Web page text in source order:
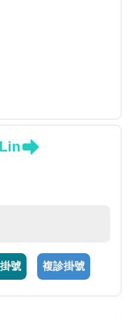
號 複診掛號